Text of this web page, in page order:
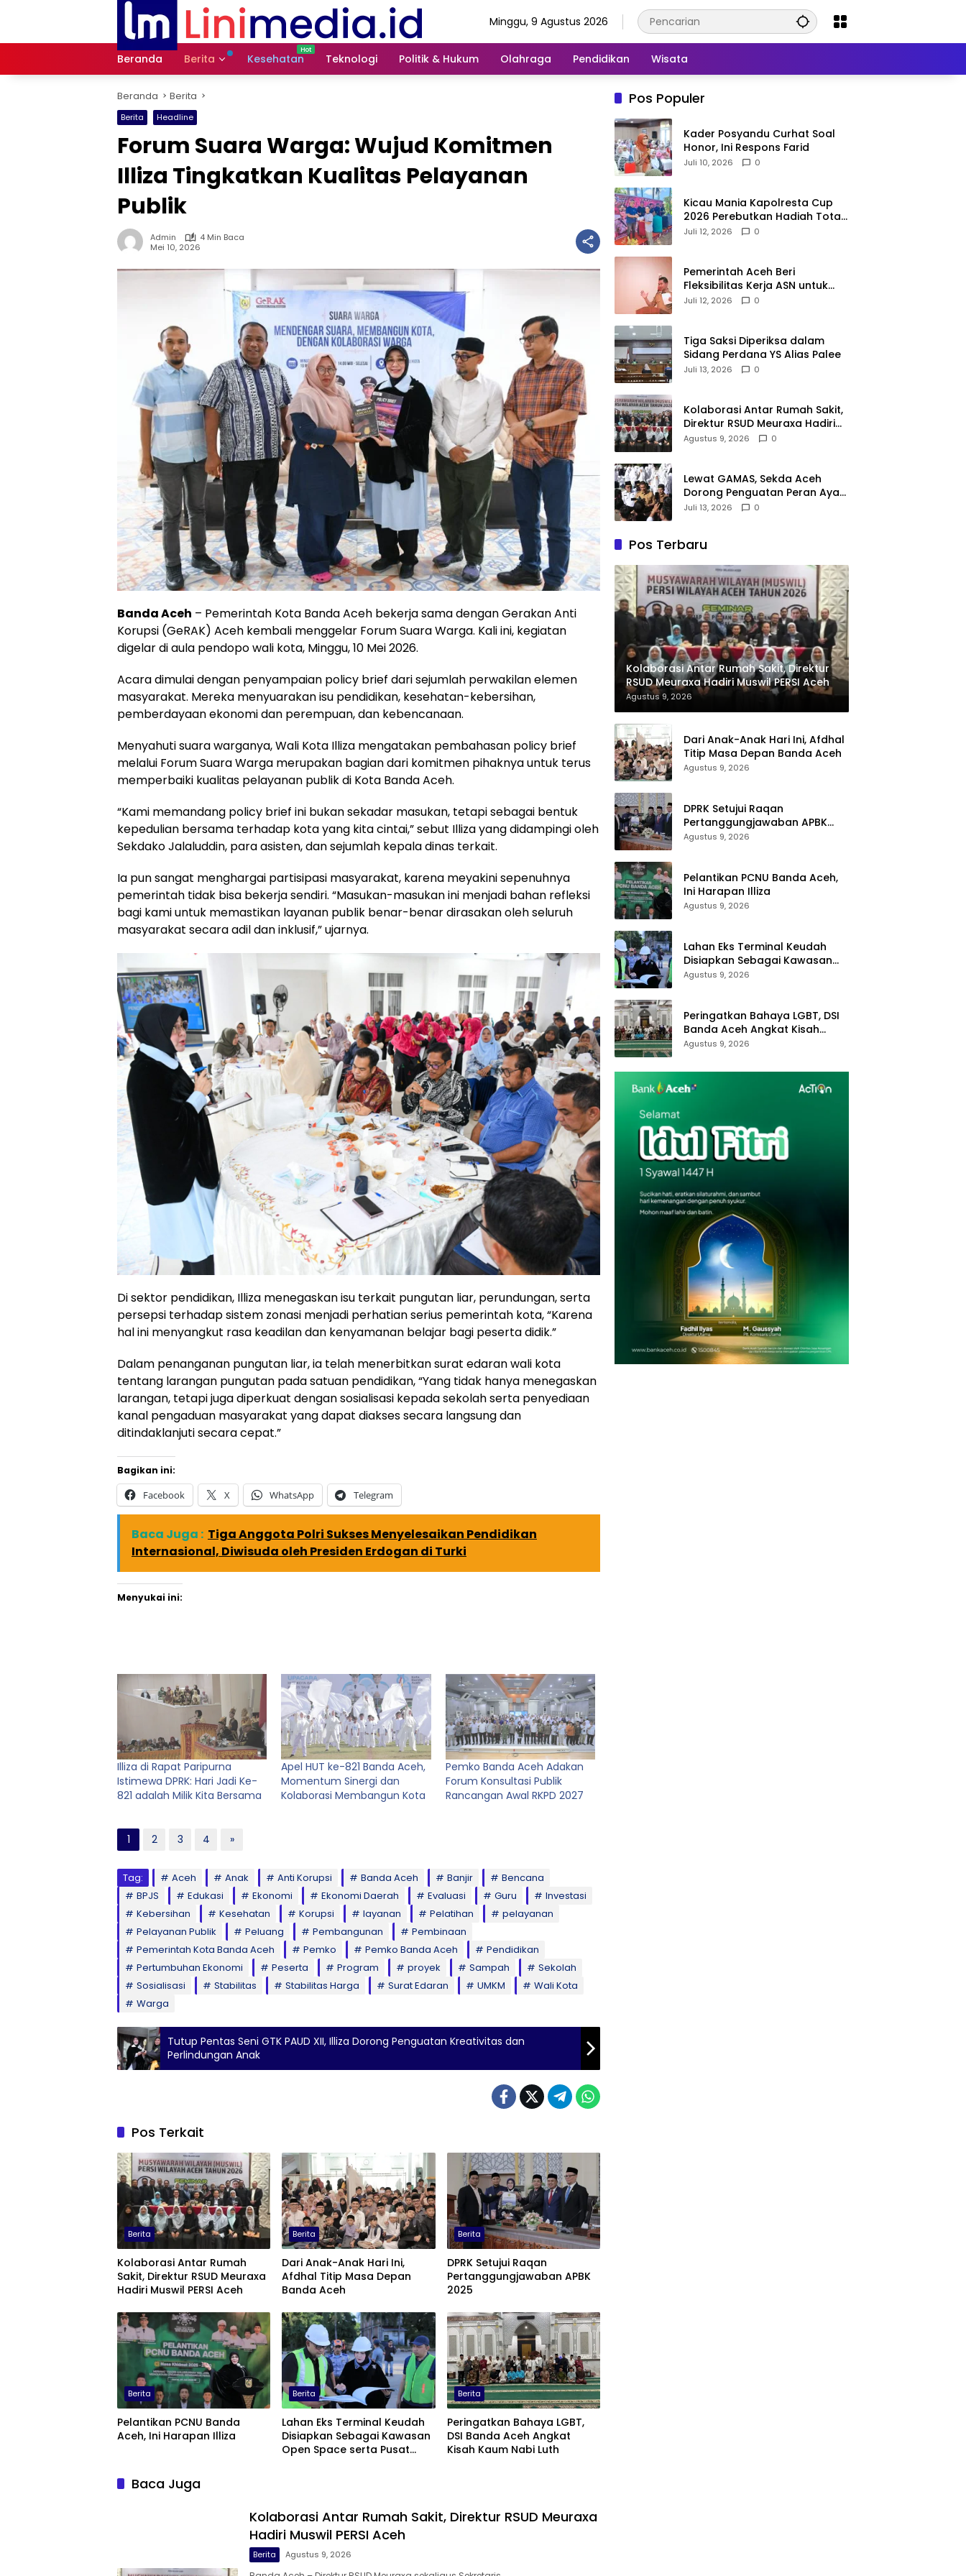
Minggu, 9 Agustus 2026
Beranda Berita Kesehatan Teknologi Politik & Hukum Olahraga Pendidikan Wisata
Beranda Berita
Berita Headline
Forum Suara Warga: Wujud Komitmen
Illiza Tingkatkan Kualitas Pelayanan
Publik
Admin
4 Min Baca
Mei 10, 2026
Banda Aceh – Pemerintah Kota Banda Aceh bekerja sama dengan Gerakan Anti
Korupsi (GeRAK) Aceh kembali menggelar Forum Suara Warga. Kali ini, kegiatan
digelar di aula pendopo wali kota, Minggu, 10 Mei 2026.
Acara dimulai dengan penyampaian policy brief dari sejumlah perwakilan elemen
masyarakat. Mereka menyuarakan isu pendidikan, kesehatan-kebersihan,
pemberdayaan ekonomi dan perempuan, dan kebencanaan.
Menyahuti suara warganya, Wali Kota Illiza mengatakan pembahasan policy brief
melalui Forum Suara Warga merupakan bagian dari komitmen pihaknya untuk terus
memperbaiki kualitas pelayanan publik di Kota Banda Aceh.
“Kami memandang policy brief ini bukan sekadar masukan, tetapi sebagai bentuk
kepedulian bersama terhadap kota yang kita cintai,” sebut Illiza yang didampingi oleh
Sekdako Jalaluddin, para asisten, dan sejumlah kepala dinas terkait.
Ia pun sangat menghargai partisipasi masyarakat, karena meyakini sepenuhnya
pemerintah tidak bisa bekerja sendiri. “Masukan-masukan ini menjadi bahan refleksi
bagi kami untuk memastikan layanan publik benar-benar dirasakan oleh seluruh
masyarakat secara adil dan inklusif,” ujarnya.
Di sektor pendidikan, Illiza menegaskan isu terkait pungutan liar, perundungan, serta
persepsi terhadap sistem zonasi menjadi perhatian serius pemerintah kota, “Karena
hal ini menyangkut rasa keadilan dan kenyamanan belajar bagi peserta didik.”
Dalam penanganan pungutan liar, ia telah menerbitkan surat edaran wali kota
tentang larangan pungutan pada satuan pendidikan, “Yang tidak hanya menegaskan
larangan, tetapi juga diperkuat dengan sosialisasi kepada sekolah serta penyediaan
kanal pengaduan masyarakat yang dapat diakses secara langsung dan
ditindaklanjuti secara cepat.”
Bagikan ini:
Facebook X WhatsApp Telegram
Baca Juga : Tiga Anggota Polri Sukses Menyelesaikan Pendidikan
Internasional, Diwisuda oleh Presiden Erdogan di Turki
Menyukai ini:
Illiza di Rapat Paripurna
Istimewa DPRK: Hari Jadi Ke-
821 adalah Milik Kita Bersama
Apel HUT ke-821 Banda Aceh,
Momentum Sinergi dan
Kolaborasi Membangun Kota
Pemko Banda Aceh Adakan
Forum Konsultasi Publik
Rancangan Awal RKPD 2027
1 2 3 4 »
Tag: Aceh Anak Anti Korupsi Banda Aceh Banjir
Bencana
BPJS
Edukasi Ekonomi Ekonomi Daerah Evaluasi Guru
Investasi
Kebersihan
Kesehatan Korupsi layanan Pelatihan
pelayanan
Pelayanan Publik
Peluang Pembangunan
Pembinaan
Pemerintah Kota Banda Aceh
Pemko Pemko Banda Aceh
Pendidikan
Pertumbuhan Ekonomi
Peserta Program proyek Sampah
Sekolah
Sosialisasi
Stabilitas Stabilitas Harga Surat Edaran UMKM
Wali Kota
Warga
Tutup Pentas Seni GTK PAUD XII, Illiza Dorong Penguatan Kreativitas dan
Perlindungan Anak
Pos Terkait
Berita
Kolaborasi Antar Rumah
Sakit, Direktur RSUD Meuraxa
Hadiri Muswil PERSI Aceh
Berita
Dari Anak-Anak Hari Ini,
Afdhal Titip Masa Depan
Banda Aceh
Berita
DPRK Setujui Raqan
Pertanggungjawaban APBK
2025
Berita
Pelantikan PCNU Banda
Aceh, Ini Harapan Illiza
Berita
Lahan Eks Terminal Keudah
Disiapkan Sebagai Kawasan
Open Space serta Pusat
Berita
Peringatkan Bahaya LGBT,
DSI Banda Aceh Angkat
Kisah Kaum Nabi Luth
Baca Juga
Kolaborasi Antar Rumah Sakit, Direktur RSUD Meuraxa
Hadiri Muswil PERSI Aceh
Berita Agustus 9, 2026
Pos Populer
Kader Posyandu Curhat Soal
Honor, Ini Respons Farid
Juli 10, 2026 0
Kicau Mania Kapolresta Cup
2026 Perebutkan Hadiah Total
Rp40 Juta
Juli 12, 2026 0
Pemerintah Aceh Beri
Fleksibilitas Kerja ASN untuk
Antar Anak di Hari Pertama
Juli 12, 2026 0
Tiga Saksi Diperiksa dalam
Sidang Perdana YS Alias Palee
Juli 13, 2026 0
Kolaborasi Antar Rumah Sakit,
Direktur RSUD Meuraxa Hadiri
Muswil PERSI Aceh
Agustus 9, 2026 0
Lewat GAMAS, Sekda Aceh
Dorong Penguatan Peran Ayah
dalam Mendukung Pendidikan
Juli 13, 2026 0
Pos Terbaru
Kolaborasi Antar Rumah Sakit, Direktur
RSUD Meuraxa Hadiri Muswil PERSI Aceh
Agustus 9, 2026
Dari Anak-Anak Hari Ini, Afdhal
Titip Masa Depan Banda Aceh
Agustus 9, 2026
DPRK Setujui Raqan
Pertanggungjawaban APBK
2025
Agustus 9, 2026
Pelantikan PCNU Banda Aceh,
Ini Harapan Illiza
Agustus 9, 2026
Lahan Eks Terminal Keudah
Disiapkan Sebagai Kawasan
Open Space serta Pusat Bisnis
Agustus 9, 2026
Peringatkan Bahaya LGBT, DSI
Banda Aceh Angkat Kisah
Kaum Nabi Luth
Agustus 9, 2026